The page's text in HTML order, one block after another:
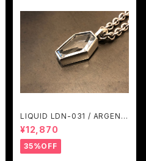
LIQUID LDN-031 / ARGENT
GLEAM
¥12,870
35%OFF